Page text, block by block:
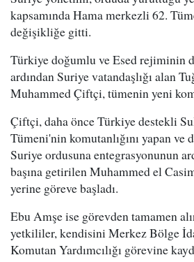
kapsamında Hama merkezli 62.
değişikliğe gitti.
Türkiye doğumlu ve Esed rejiminin
ardından Suriye vatandaşlığı alan
Muhammed Çiftçi, tümenin yeni
Çiftçi, daha önce Türkiye destekli
Tümeni'nin komutanlığını yapan ve
Suriye ordusuna entegrasyonunun
başına getirilen Muhammed el
yerine göreve başladı.
Ebu Amşe ise görevden tamamen
yetkililer, kendisini Merkez Bölge
Komutan Yardımcılığı görevine